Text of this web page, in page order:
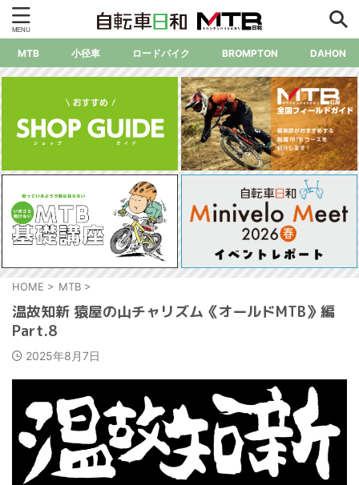
MTB 小径車 ロードバイク BROMPTON DAHON
HOME > MTB >
温故知新 猿屋の山チャリズム《オールドMTB》編
Part.8
2025年8月7日